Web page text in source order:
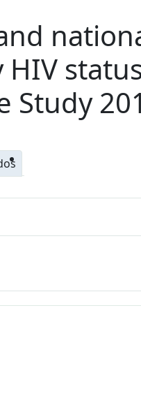
Study